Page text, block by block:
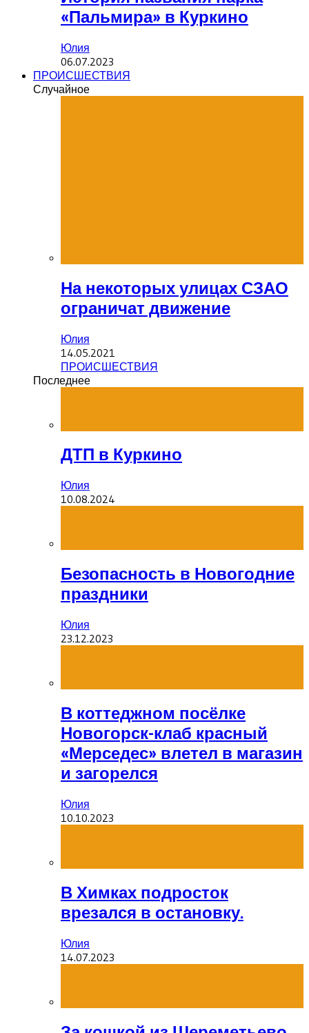
«Пальмира» в Куркино
Юлия
06.07.2023
ПРОИСШЕСТВИЯ
Случайное
На некоторых улицах СЗАО
ограничат движение
Юлия
14.05.2021
ПРОИСШЕСТВИЯ
Последнее
ДТП в Куркино
Юлия
10.08.2024
Безопасность в Новогодние
праздники
Юлия
23.12.2023
В коттеджном посёлке
Новогорск-клаб красный
«Мерседес» влетел в магазин
и загорелся
Юлия
10.10.2023
В Химках подросток
врезался в остановку.
Юлия
14.07.2023